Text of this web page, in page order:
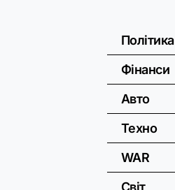
Політика
Фінанси
Авто
Техно
WAR
Світ